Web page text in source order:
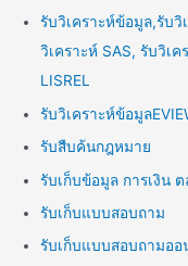
รับวิเคราะห์ข้อมูล,รับวิ
วิเคราะห์ SAS, รับวิเค
LISREL
รับวิเคราะห์ข้อมูล
รับสืบค้นกฎหมาย
รับเก็บข้อมูล การเงิน
รับเก็บแบบสอบถาม
รับเก็บแบบสอบถามออ